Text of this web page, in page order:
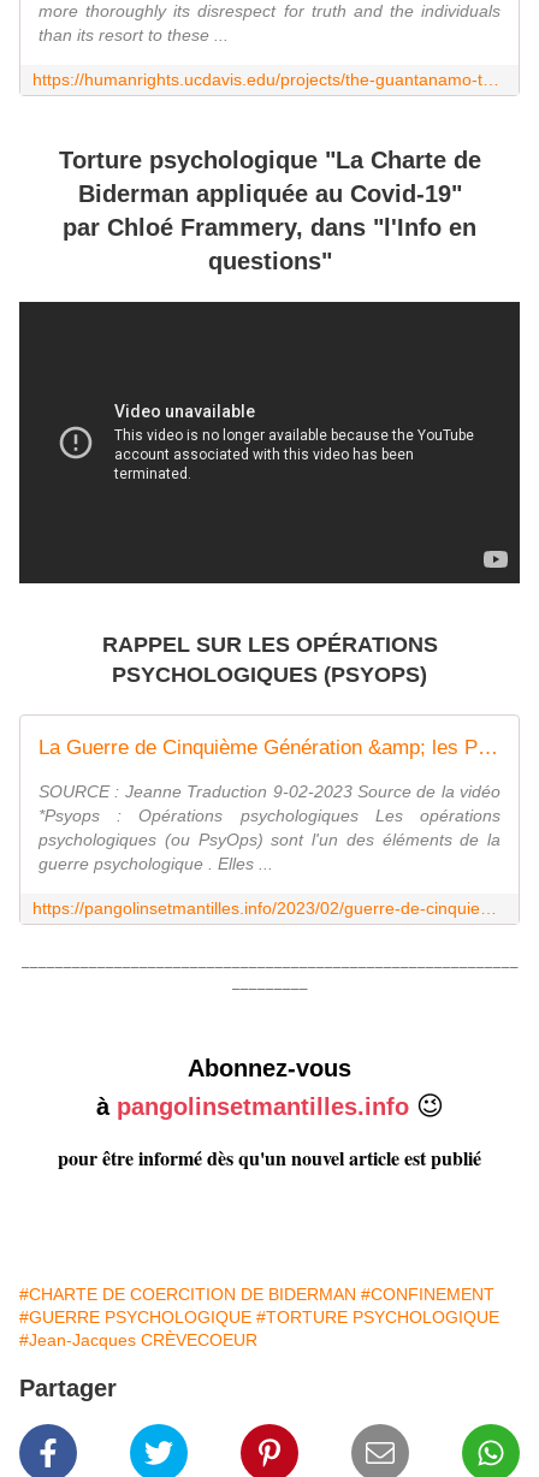
more thoroughly its disrespect for truth and the individuals
than its resort to these ...
Torture psychologique "La Charte de
Biderman appliquée au Covid-19"
par Chloé Frammery, dans "l'Info en
questions"
RAPPEL SUR LES OPÉRATIONS
PSYCHOLOGIQUES (PSYOPS)
La Guerre de Cinquième Génération &amp; les PsyOps* ~ Robert Malone - Pangolins et mantilles
SOURCE : Jeanne Traduction 9-02-2023 Source de la vidéo
*Psyops : Opérations psychologiques Les opérations
psychologiques (ou PsyOps) sont l'un des éléments de la
guerre psychologique . Elles ...
Abonnez-vous
à pangolinsetmantilles.info 😉
pour être informé dès qu'un nouvel article est publié
#CHARTE DE COERCITION DE BIDERMAN #CONFINEMENT
#GUERRE PSYCHOLOGIQUE #TORTURE PSYCHOLOGIQUE
#Jean-Jacques CRÈVECOEUR
Partager